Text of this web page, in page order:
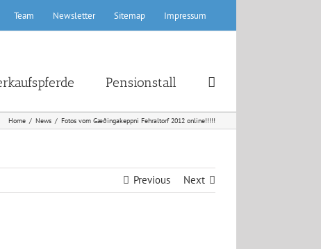
Team Newsletter Sitemap Impressum
Pensionstall
Home News Fotos vom Gæðingakeppni Fehraltorf 2012 online!!!!!
Previous Next